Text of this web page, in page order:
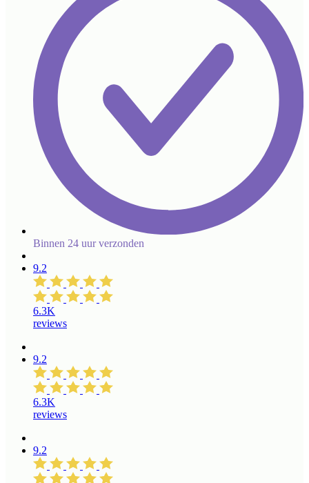
Binnen 24 uur verzonden
9.2
6.3K
reviews
9.2
6.3K
reviews
9.2